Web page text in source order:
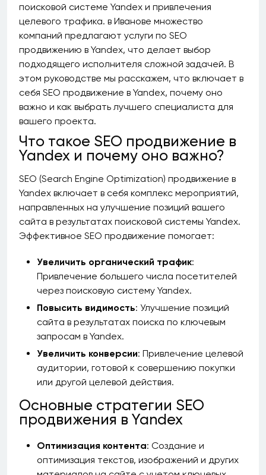
поисковой системе Yandex и привлечения
целевого трафика. в Иванове множество
компаний предлагают услуги по SEO
продвижению в Yandex, что делает выбор
подходящего исполнителя сложной задачей. В
этом руководстве мы расскажем, что включает в
себя SEO продвижение в Yandex, почему оно
важно и как выбрать лучшего специалиста для
вашего проекта.
Что такое SEO продвижение в
Yandex и почему оно важно?
SEO (Search Engine Optimization) продвижение в
Yandex включает в себя комплекс мероприятий,
направленных на улучшение позиций вашего
сайта в результатах поисковой системы Yandex.
Эффективное SEO продвижение помогает:
Увеличить органический трафик:
Привлечение большего числа посетителей
через поисковую систему Yandex.
Повысить видимость: Улучшение позиций
сайта в результатах поиска по ключевым
запросам в Yandex.
Увеличить конверсии: Привлечение целевой
аудитории, готовой к совершению покупки
или другой целевой действия.
Основные стратегии SEO
продвижения в Yandex
Оптимизация контента: Создание и
оптимизация текстов, изображений и других